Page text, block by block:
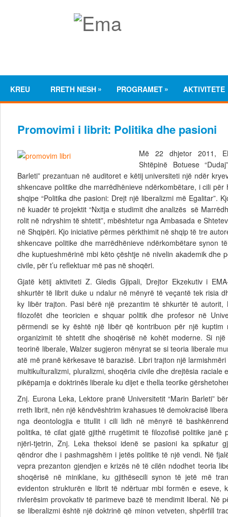
KREU RRETH NESH » PROGRAMET » AKTIVITETE
Promovimi i librit: Politika dhe pasioni
Më 22 dhjetor 2011,
Shtëpinë Botuese
Barleti” prezantuan në auditoret e këtij universiteti një ndër
shkencave politike dhe marrëdhënieve ndërkombëtare, i cili
shqipe “Politika dhe pasioni: Drejt një liberalizmi më Egalitar”.
në kuadër të projektit “Nxitja e studimit dhe analizës së
rolit në ndryshim të shtetit”, mbështetur nga Ambasada e
në Shqipëri. Kjo iniciative përmes përkthimit në shqip të tre
shkencave politike dhe marrëdhënieve ndërkombëtare synon
dhe kuptueshmërinë mbi këto çështje në nivelin akademik dhe
civile, për t’u reflektuar më pas në shoqëri.
Gjatë këtij aktiviteti Z. Gledis Gjipali, Drejtor Ekzekutiv i
shkurtër të librit duke u ndalur në mënyrë të veçantë tek risia
ky libër trajton. Pasi bërë një prezantim të shkurtër të autorit,
filozofët dhe teoricien e shquar politik dhe profesor në
përmendi se ky është një libër që kontribuon për një
organizimit të shtetit dhe shoqërisë në kohët moderne. Si
teorinë liberale, Walzer sugjeron mënyrat se si teoria liberale
atë më pranë kërkesave të barazisë. Libri trajton një
multikulturalizmi, pluralizmi, shoqëria civile dhe drejtësia raciale
pikëpamja e doktrinës liberale ku dijet e thella teorike
Znj. Eurona Leka, Lektore pranë Universitetit “Marin Barleti”
rreth librit, nën një këndvështrim krahasues të demokracisë
nga deontologjia e titullit i cili lidh në mënyrë të
politika, të cilat gjatë gjithë rrugëtimit të filozofisë politike janë
njëri-tjetrin, Znj. Leka theksoi idenë se pasioni ka spikatur
qëndror dhe i pashmagshëm i jetës politike të një vendi. Në
vepra prezanton gjendjen e krizës në të cilën ndodhet teoria
shoqërisë në miniklane, ku gjithësecili synon të jetë më
evidenton strukturën e librit të ndërtuar mbi formën e eseve,
rivlerësim provokativ të parimeve bazë të mendimit liberal. Në
se liberalizmi është një doktrinë që minon vetveten, shpërfill